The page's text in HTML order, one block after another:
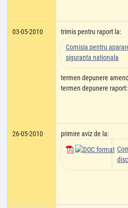
03-05-2010
trimis pentru raport la:
Comisia pentru
siguranta nationala
termen depunere
termen depunere
26-05-2010
primire aviz de la: